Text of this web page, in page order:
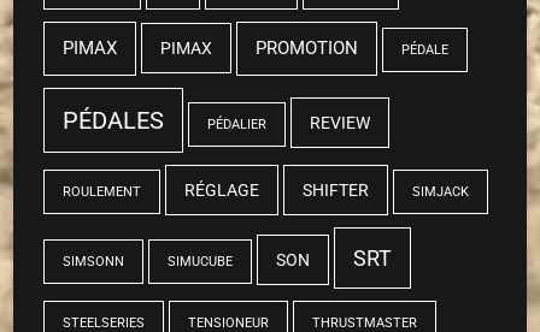
PIMAX PIMAX PROMOTION PÉDALE
PÉDALES PÉDALIER REVIEW
ROULEMENT RÉGLAGE SHIFTER SIMJACK
SIMSONN SIMUCUBE SON SRT
STEELSERIES TENSIONEUR THRUSTMASTER